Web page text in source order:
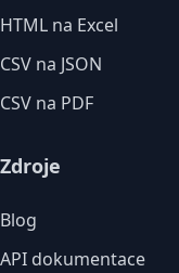
HTML na Excel
CSV na JSON
CSV na PDF
Zdroje
Blog
API dokumentace